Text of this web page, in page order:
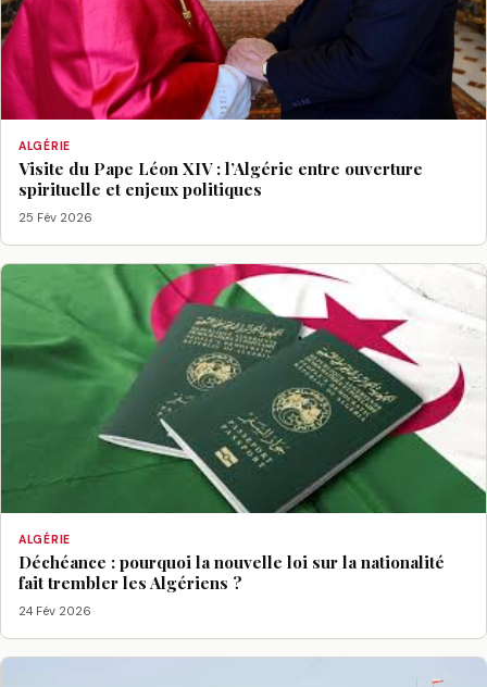
ALGÉRIE
Visite du Pape Léon XIV : l’Algérie entre ouverture
spirituelle et enjeux politiques
25 Fév 2026
ALGÉRIE
Déchéance : pourquoi la nouvelle loi sur la nationalité
fait trembler les Algériens ?
24 Fév 2026